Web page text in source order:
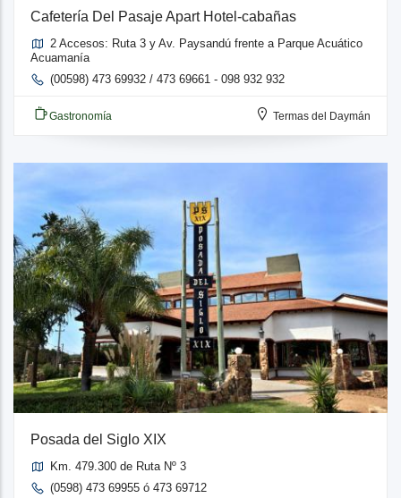
Cafetería Del Pasaje Apart Hotel-cabañas
2 Accesos: Ruta 3 y Av. Paysandú frente a Parque Acuático
Acuamanía
(00598) 473 69932 / 473 69661 - 098 932 932
Gastronomía Termas del Daymán
Posada del Siglo XIX
Km. 479.300 de Ruta Nº 3
(0598) 473 69955 ó 473 69712